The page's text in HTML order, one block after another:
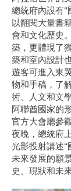
總統府內設有“
以翻閱大量書
會和文化歷史
築，更體現了
築和室內設計
遊客可進入東
物和手稿，了
術、人文和文
阿聯酋國家的
官方大會廳參觀
夜晚，總統府
光影投射講述“
未來發展的願
史、現狀和未來